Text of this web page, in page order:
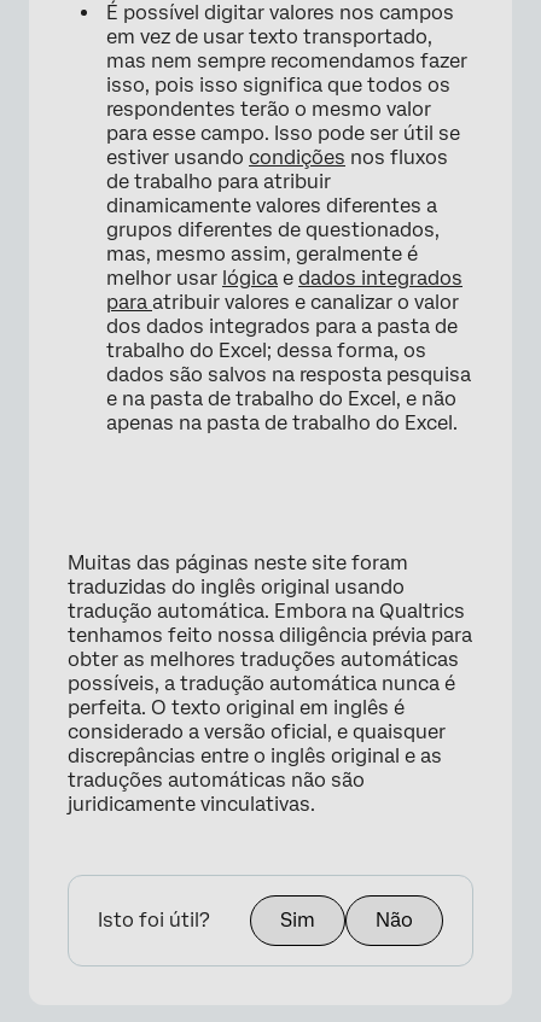
É possível digitar valores nos campos
em vez de usar texto transportado,
mas nem sempre recomendamos fazer
isso, pois isso significa que todos os
respondentes terão o mesmo valor
para esse campo. Isso pode ser útil se
estiver usando condições nos fluxos
de trabalho para atribuir
dinamicamente valores diferentes a
grupos diferentes de questionados,
mas, mesmo assim, geralmente é
melhor usar lógica e dados integrados
para atribuir valores e canalizar o valor
dos dados integrados para a pasta de
trabalho do Excel; dessa forma, os
dados são salvos na resposta pesquisa
e na pasta de trabalho do Excel, e não
apenas na pasta de trabalho do Excel.
Muitas das páginas neste site foram
traduzidas do inglês original usando
tradução automática. Embora na Qualtrics
tenhamos feito nossa diligência prévia para
obter as melhores traduções automáticas
possíveis, a tradução automática nunca é
perfeita. O texto original em inglês é
considerado a versão oficial, e quaisquer
discrepâncias entre o inglês original e as
traduções automáticas não são
juridicamente vinculativas.
Isto foi útil? Sim Não